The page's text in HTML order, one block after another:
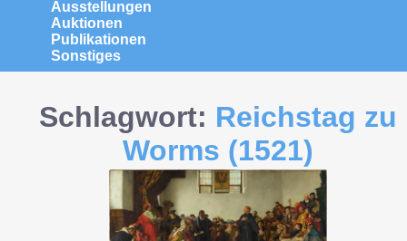
Ausstellungen
Auktionen
Publikationen
Sonstiges
Schlagwort: Reichstag zu
Worms (1521)